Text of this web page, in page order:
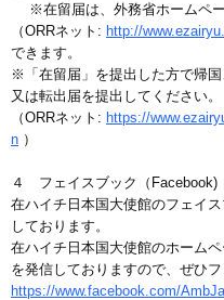
※在留届は、外務省ホームペ
（ORRネット: http://
できます。
※「在留届」を提出した方で帰
又は転出届を提出してください。
（ORRネット: https://
n ）
４ フェイスブック（Facebook)
在ハイチ日本国大使館のフェイ
しております。
在ハイチ日本国大使館のホーム
を発信しておりますので、ぜひフ
https://www.facebook.com/